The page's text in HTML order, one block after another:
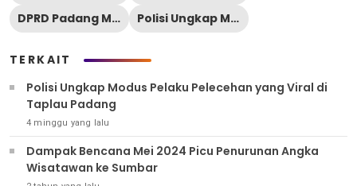
DPRD Padang Minta Pengawasan Jangan Cuma Formalitas
Polisi Ungkap Modus Pelaku Pelecehan yang Viral di Taplau Padang
TERKAIT
Polisi Ungkap Modus Pelaku Pelecehan yang Viral di
Taplau Padang
4 minggu yang lalu
Dampak Bencana Mei 2024 Picu Penurunan Angka
Wisatawan ke Sumbar